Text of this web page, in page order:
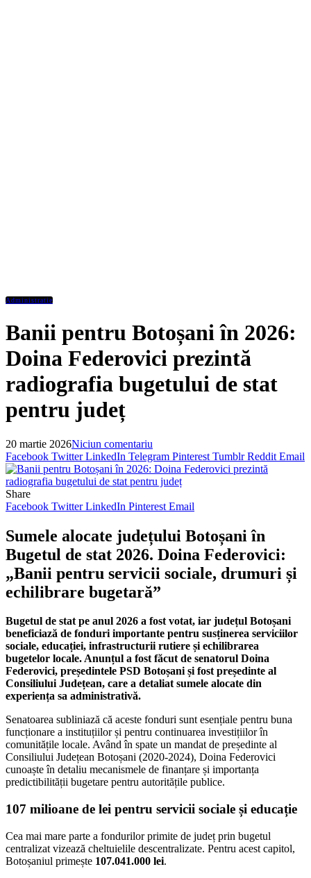
Administratie
Banii pentru Botoșani în 2026:
Doina Federovici prezintă
radiografia bugetului de stat
pentru județ
20 martie 2026Niciun comentariu
Facebook Twitter LinkedIn Telegram Pinterest Tumblr Reddit Email
Share
Facebook Twitter LinkedIn Pinterest Email
Sumele alocate județului Botoșani în
Bugetul de stat 2026. Doina Federovici:
„Banii pentru servicii sociale, drumuri și
echilibrare bugetară”
Bugetul de stat pe anul 2026 a fost votat, iar județul Botoșani
beneficiază de fonduri importante pentru susținerea serviciilor
sociale, educației, infrastructurii rutiere și echilibrarea
bugetelor locale. Anunțul a fost făcut de senatorul Doina
Federovici, președintele PSD Botoșani și fost președinte al
Consiliului Județean, care a detaliat sumele alocate din
experiența sa administrativă.
Senatoarea subliniază că aceste fonduri sunt esențiale pentru buna
funcționare a instituțiilor și pentru continuarea investițiilor în
comunitățile locale. Având în spate un mandat de președinte al
Consiliului Județean Botoșani (2020-2024), Doina Federovici
cunoaște în detaliu mecanismele de finanțare și importanța
predictibilității bugetare pentru autoritățile publice.
107 milioane de lei pentru servicii sociale și educație
Cea mai mare parte a fondurilor primite de județ prin bugetul
centralizat vizează cheltuielile descentralizate. Pentru acest capitol,
Botoșaniul primește 107.041.000 lei.